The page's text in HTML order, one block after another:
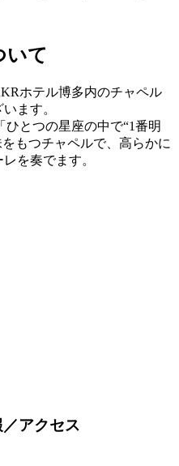
いて
ホテル博多内のチャペル
ます。
ひとつの星座の中で“1番明
もつチャペルで、高らかに
を奏でます。
アクセス